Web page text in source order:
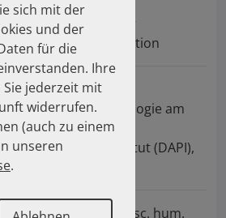
Fachapothekerin für
Arzneimittelinformation
Referentin für
Pharmakoepidemiologie am
Deutschen
Arzneiprüfungsinstitut (DAPI),
Eschborn
Promotion zum Dr. sc. hum.
sich mit der
und der
für die
Ihre
jederzeit mit
widerrufen.
(auch zu einem
unseren
.